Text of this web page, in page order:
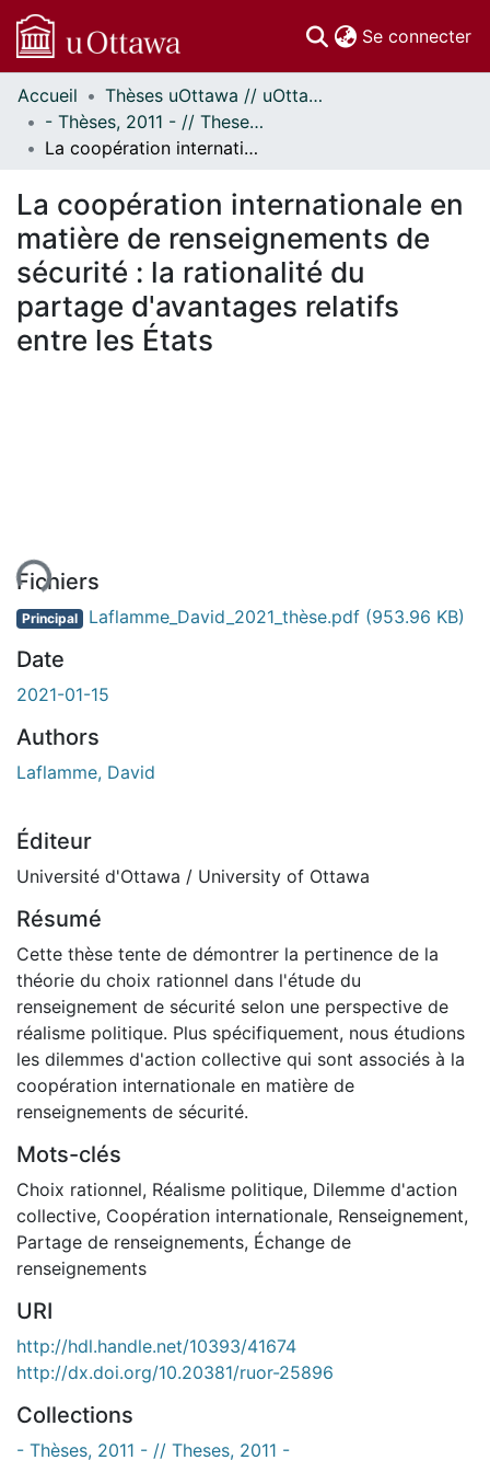
Se connecter
Communautés
et collections
Parcourir
À propos
Accueil
Thèses uOttawa // uOttawa Theses
- Thèses, 2011 - // Theses, 2011 -
La coopération internationale en matière de renseignements de sécurité : la rationalité du partage d'avantages relatifs entre les États
La coopération internationale en
matière de renseignements de
sécurité : la rationalité du
partage d'avantages relatifs
entre les États
Fichiers
Principal Laflamme_David_2021_thèse.pdf (953.96 KB)
Date
2021-01-15
Authors
Laflamme, David
Éditeur
Université d'Ottawa / University of Ottawa
Résumé
Cette thèse tente de démontrer la pertinence de la
théorie du choix rationnel dans l'étude du
renseignement de sécurité selon une perspective de
réalisme politique. Plus spécifiquement, nous étudions
les dilemmes d'action collective qui sont associés à la
coopération internationale en matière de
renseignements de sécurité.
Mots-clés
Choix rationnel, Réalisme politique, Dilemme d'action
collective, Coopération internationale, Renseignement,
Partage de renseignements, Échange de
renseignements
URI
http://hdl.handle.net/10393/41674
http://dx.doi.org/10.20381/ruor-25896
Collections
- Thèses, 2011 - // Theses, 2011 -